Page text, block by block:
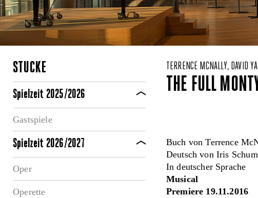
STÜCKE
Spielzeit 2025/2026
Gastspiele
Spielzeit 2026/2027
Oper
Operette
TERRENCE MCNALLY, DAVID
THE FULL
Buch von Terrence
Deutsch von Iris
In deutscher Sprache
Musical
Premiere 19.11.2016